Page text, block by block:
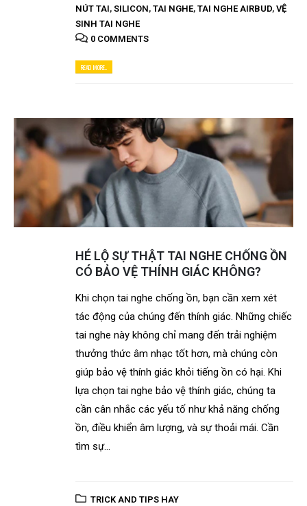
NÚT TAI, SILICON, TAI NGHE, TAI NGHE AIRBUD, VỆ
SINH TAI NGHE
0 COMMENTS
READ MORE...
HÉ LỘ SỰ THẬT TAI NGHE CHỐNG ỒN
CÓ BẢO VỆ THÍNH GIÁC KHÔNG?
Khi chọn tai nghe chống ồn, bạn cần xem xét
tác động của chúng đến thính giác. Những chiếc
tai nghe này không chỉ mang đến trải nghiệm
thưởng thức âm nhạc tốt hơn, mà chúng còn
giúp bảo vệ thính giác khỏi tiếng ồn có hại. Khi
lựa chọn tai nghe bảo vệ thính giác, chúng ta
cần cân nhắc các yếu tố như khả năng chống
ồn, điều khiển âm lượng, và sự thoải mái. Cần
tìm sự...
TRICK AND TIPS HAY